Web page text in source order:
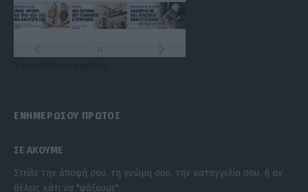
ΕΝΗΜΕΡΩΣΟΥ ΠΡΩΤΟΣ
ΣΕ ΑΚΟΥΜΕ
Στείλε την άποψή σου, τη γνώμη σου, την καταγγελία σου, ή αν
θέλεις κάτι να "ψάξουμε".